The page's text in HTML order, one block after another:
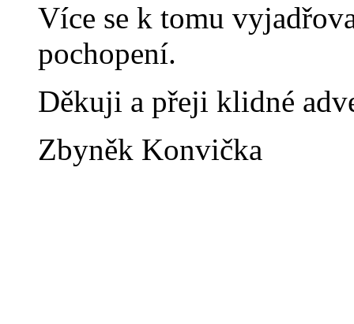
Více se k tomu
pochopení.
Děkuji a přeji klidné
Zbyněk Konvička